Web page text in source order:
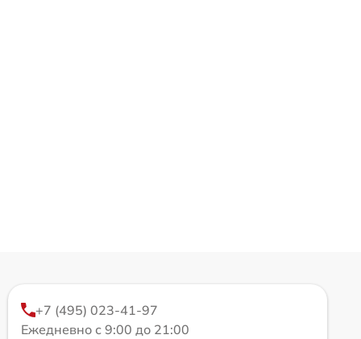
+7 (495) 023-41-97
Ежедневно с 9:00 до 21:00